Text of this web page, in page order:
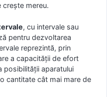
creşte mereu.
, cu intervale sau
pentru dezvoltarea
reprezintă, prin
a capacităţii de efort
posibilităţii aparatului
cantitate cât mai mare de